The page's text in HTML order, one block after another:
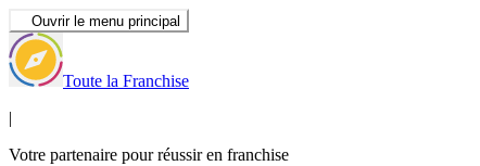
Ouvrir le menu principal
Toute la Franchise
|
Votre partenaire pour réussir en franchise